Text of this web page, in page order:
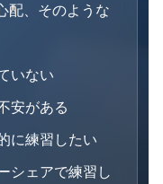
配、そのような
いない
安がある
に練習したい
シェアで練習し